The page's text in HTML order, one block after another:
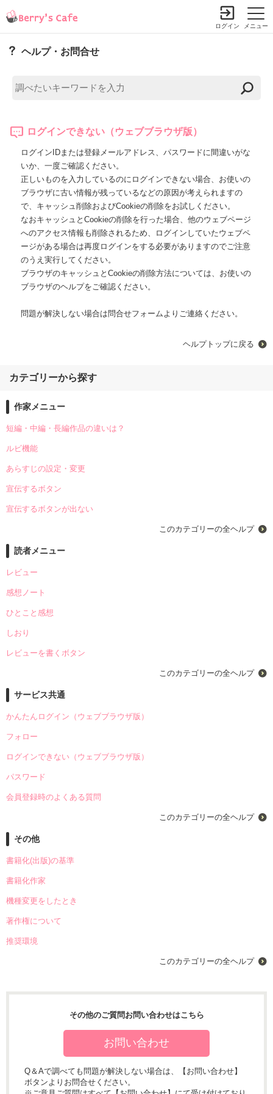
メニュー
ログイン
ヘルプ・お問合せ
ログインできない（ウェブブラウザ版）
ログインIDまたは登録メールアドレス、パスワードに間違いがな
いか、一度ご確認ください。
正しいものを入力しているのにログインできない場合、お使いの
ブラウザに古い情報が残っているなどの原因が考えられますの
で、キャッシュ削除およびCookieの削除をお試しください。
なおキャッシュとCookieの削除を行った場合、他のウェブページ
へのアクセス情報も削除されるため、ログインしていたウェブペ
ージがある場合は再度ログインをする必要がありますのでご注意
のうえ実行してください。
ブラウザのキャッシュとCookieの削除方法については、お使いの
ブラウザのヘルプをご確認ください。
問題が解決しない場合は問合せフォームよりご連絡ください。
ヘルプトップに戻る
カテゴリーから探す
作家メニュー
短編・中編・長編作品の違いは？
ルビ機能
あらすじの設定・変更
宣伝するボタン
宣伝するボタンが出ない
このカテゴリーの全ヘルプ
読者メニュー
レビュー
感想ノート
ひとこと感想
しおり
レビューを書くボタン
このカテゴリーの全ヘルプ
サービス共通
かんたんログイン（ウェブブラウザ版）
フォロー
ログインできない（ウェブブラウザ版）
パスワード
会員登録時のよくある質問
このカテゴリーの全ヘルプ
その他
書籍化(出版)の基準
書籍化作家
機種変更をしたとき
著作権について
推奨環境
このカテゴリーの全ヘルプ
その他のご質問お問い合わせはこちら
お問い合わせ
Q＆Aで調べても問題が解決しない場合は、【お問い合わせ】
ボタンよりお問合せください。